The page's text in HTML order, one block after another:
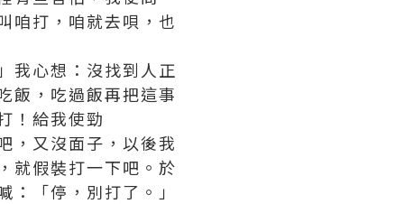
咱打，咱就去唄，也
我心想：沒找到人正
飯，吃過飯再把這事
！給我使勁
，又沒面子，以後我
就假裝打一下吧。於
「停，別打了。」